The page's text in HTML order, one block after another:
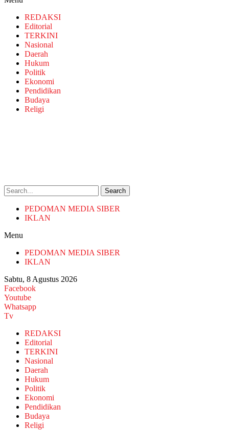
REDAKSI
Editorial
TERKINI
Nasional
Daerah
Hukum
Politik
Ekonomi
Pendidikan
Budaya
Religi
Search
PEDOMAN MEDIA SIBER
IKLAN
Menu
PEDOMAN MEDIA SIBER
IKLAN
Sabtu, 8 Agustus 2026
Facebook
Youtube
Whatsapp
Tv
REDAKSI
Editorial
TERKINI
Nasional
Daerah
Hukum
Politik
Ekonomi
Pendidikan
Budaya
Religi